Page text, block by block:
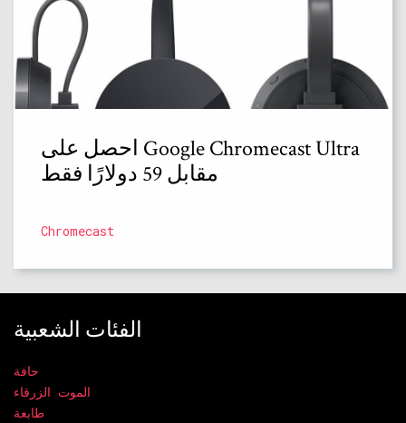
احصل على Google Chromecast Ultra
مقابل 59 دولارًا فقط
Chromecast
الفئات الشعبية
حافة
الموت الزرقاء
طابعة